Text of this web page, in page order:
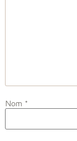
Nom *